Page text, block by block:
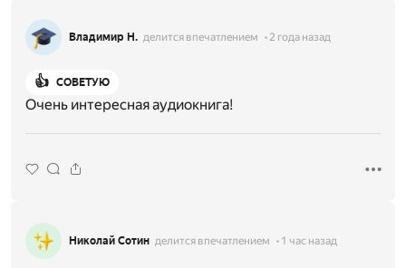
Владимир Н. делится впечатлением 2 года назад
👍 СОВЕТУЮ
Очень интересная аудиокнига!
Николай Сотин делится впечатлением 1 час назад